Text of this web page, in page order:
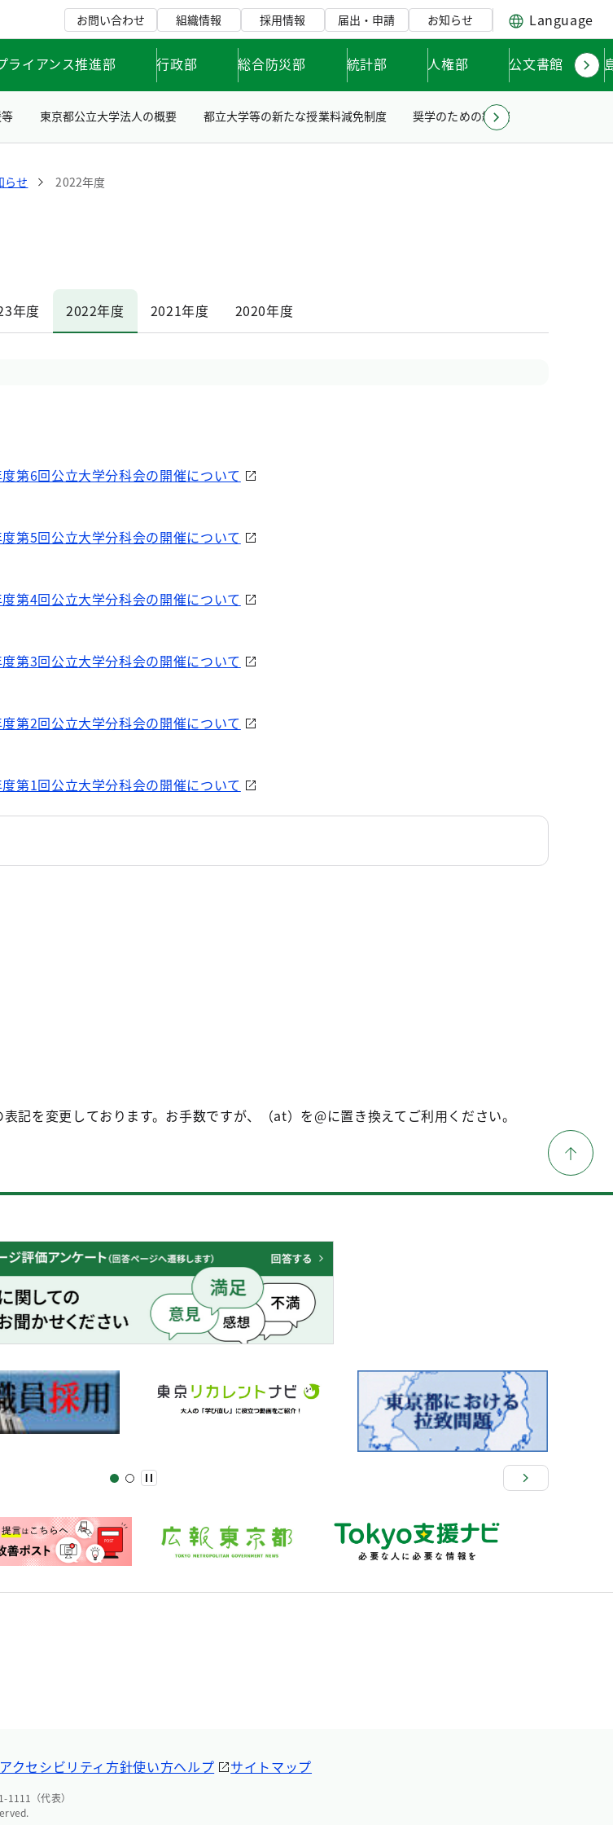
お問い合わせ 組織情報 採用情報 届出・申請 お知らせ Language
ライアンス推進部 行政部 総合防災部 統計部 人権部 公文書館
東京都公立大学法人の概要 都立大学等の新たな授業料減免制度 奨学のための給付金
らせ 2022年度
年度 2022年度 2021年度 2020年度
第6回公立大学分科会の開催について
第5回公立大学分科会の開催について
第4回公立大学分科会の開催について
第3回公立大学分科会の開催について
第2回公立大学分科会の開催について
第1回公立大学分科会の開催について
記を変更しております。お手数ですが、（at）を@に置き換えてご利用ください。
アクセシビリティ方針使い方ヘルプ サイトマップ
（代表）